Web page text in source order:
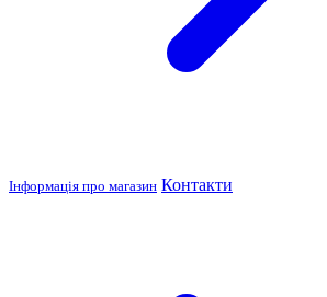
Інформація про магазин Контакти